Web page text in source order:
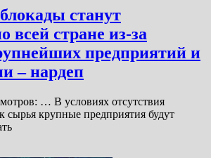
станут
всей стране из-за
предприятий и
– нардеп
… В условиях отсутствия
сырья крупные предприятия будут